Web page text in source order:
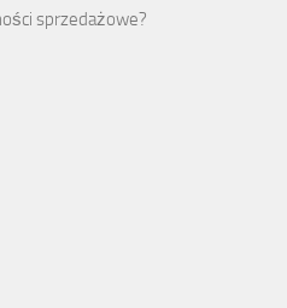
sprzedażowe?